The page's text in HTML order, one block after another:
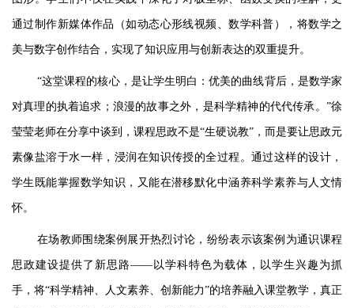
通过制作新媒体作品（如动态心形线视频、数学科普），将数学之
美与数字创作结合，实现了知识应用与创新表达的双重提升。
“这堂课程的核心，是让学生明白：优美的曲线背后，是数学家
对真理的执着追求；浪漫的故事之外，是科学精神的代代传承。”徐
莹莹老师在分享中谈到，课程思政不是“生硬说教”，而是要让思政元
素像盐溶于水一样，浸润在知识传授的全过程。通过这样的设计，
学生既能掌握数学知识，又能在潜移默化中涵养科学素养与人文情
怀。
在场教师围绕案例展开热烈讨论，纷纷表示该案例为通识课程
思政建设提供了新思路——以学科特色为载体，以学生兴趣为抓
手，将“科学精神、人文素养、创新能力”的培养融入课堂教学，真正